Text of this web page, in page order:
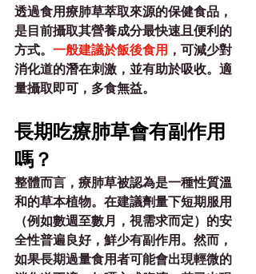
透過食用療肺草萃取來源的保健食品，
是目前攝取其營養成分最快速且便利的
方式。 一般建議於飯後食用 ，可減少對
消化道的潛在刺激，並有助於吸收。適
量攝取即可，多食無益。
長期吃療肺草會有副作用
嗎？
整體而言，療肺草被認為是一種性質溫
和的草本植物。在建議劑量下短期服用
（例如數週至數月，視需求而定）的安
全性普遍良好，鮮少有副作用。 然而，
如果長期過量食用者可能會出現輕微的